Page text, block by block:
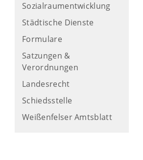
Sozialraumentwicklung
Städtische Dienste
Formulare
Satzungen &
Verordnungen
Landesrecht
Schiedsstelle
Weißenfelser Amtsblatt